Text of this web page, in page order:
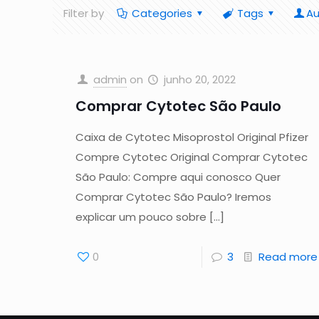
Filter by Categories Tags
admin on junho 20, 2022
Comprar Cytotec São Paulo
Caixa de Cytotec Misoprostol Original Pfizer
Compre Cytotec Original Comprar Cytotec
São Paulo: Compre aqui conosco Quer
Comprar Cytotec São Paulo? Iremos
explicar um pouco sobre […]
0 3 Read more